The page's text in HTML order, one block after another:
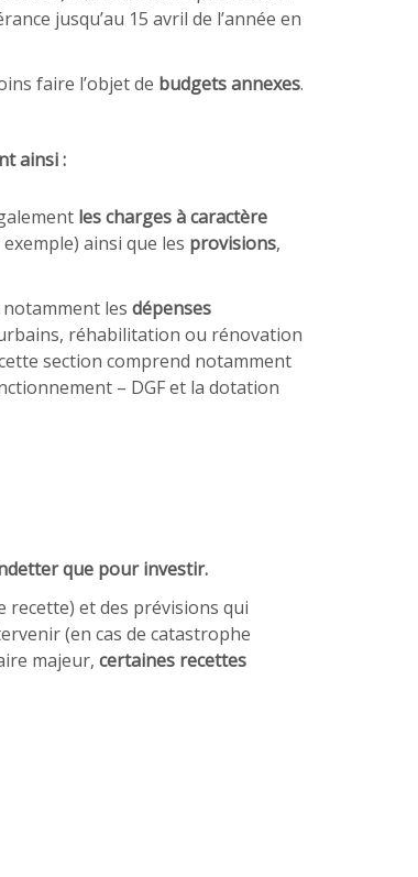
jusqu’au 15 avril de l’année en
faire l’objet de budgets annexes.
ainsi :
les charges à caractère
ainsi que les provisions,
les dépenses
réhabilitation ou rénovation
section comprend notamment
– DGF et la dotation
que pour investir.
recette) et des prévisions qui
(en cas de catastrophe
majeur, certaines recettes